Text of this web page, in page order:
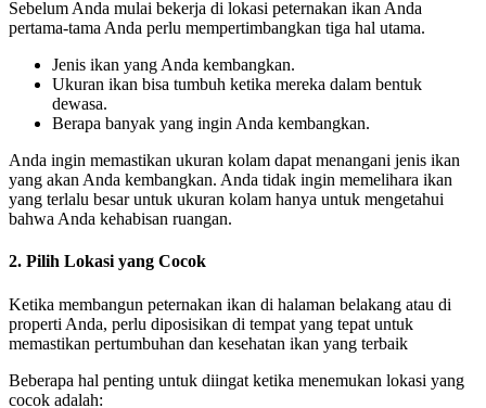
Sebelum Anda mulai bekerja di lokasi peternakan ikan Anda
pertama-tama Anda perlu mempertimbangkan tiga hal utama.
Jenis ikan yang Anda kembangkan.
Ukuran ikan bisa tumbuh ketika mereka dalam bentuk
dewasa.
Berapa banyak yang ingin Anda kembangkan.
Anda ingin memastikan ukuran kolam dapat menangani jenis ikan
yang akan Anda kembangkan. Anda tidak ingin memelihara ikan
yang terlalu besar untuk ukuran kolam hanya untuk mengetahui
bahwa Anda kehabisan ruangan.
2. Pilih Lokasi yang Cocok
Ketika membangun peternakan ikan di halaman belakang atau di
properti Anda, perlu diposisikan di tempat yang tepat untuk
memastikan pertumbuhan dan kesehatan ikan yang terbaik
Beberapa hal penting untuk diingat ketika menemukan lokasi yang
cocok adalah: